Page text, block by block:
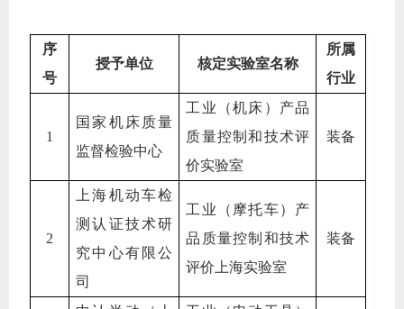
序
号
授予单位 核定实验室名称
所属
行业
1
国家机床质量
监督检验中心
工业（机床）产品
质量控制和技术评
价实验室
装备
2
上海机动车检
测认证技术研
究中心有限公
司
工业（摩托车）产
品质量控制和技术
评价上海实验室
装备